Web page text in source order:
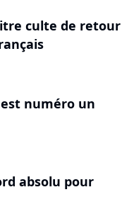
culte de retour
numéro un
absolu pour